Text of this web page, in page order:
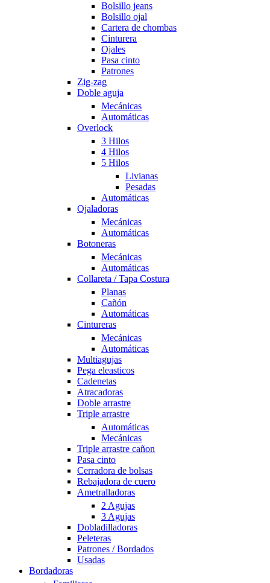
Bolsillo jeans
Bolsillo ojal
Cartera de chombas
Cinturera
Ojales
Pasa cinto
Patrones
Zig-zag
Doble aguja
Mecánicas
Automáticas
Overlock
3 Hilos
4 Hilos
5 Hilos
Livianas
Pesadas
Automáticas
Ojaladoras
Mecánicas
Automáticas
Botoneras
Mecánicas
Automáticas
Collareta / Tapa Costura
Planas
Cañón
Automáticas
Cintureras
Mecánicas
Automáticas
Multiagujas
Pega eleasticos
Cadenetas
Atracadoras
Doble arrastre
Triple arrastre
Automáticas
Mecánicas
Triple arrastre cañon
Pasa cinto
Cerradora de bolsas
Rebajadora de cuero
Ametralladoras
2 Agujas
3 Agujas
Dobladilladoras
Peleteras
Patrones / Bordados
Usadas
Bordadoras